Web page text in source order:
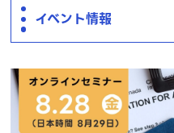
イベント情報